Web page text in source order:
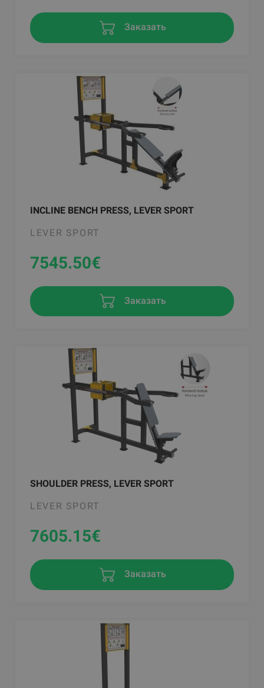
Заказать
INCLINE BENCH PRESS, LEVER SPORT
LEVER SPORT
7545.50€
Заказать
SHOULDER PRESS, LEVER SPORT
LEVER SPORT
7605.15€
Заказать